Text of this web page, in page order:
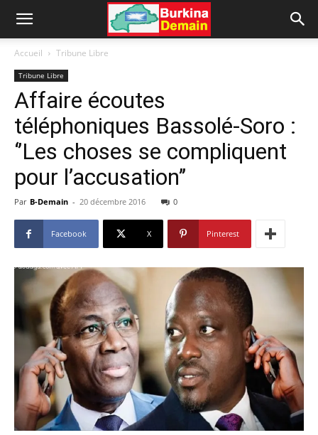
Accueil Tribune Libre
Tribune Libre
Affaire écoutes
téléphoniques Bassolé-Soro :
‘’Les choses se compliquent
pour l’accusation’’
Par B-Demain - 20 décembre 2016 0
Facebook X Pinterest